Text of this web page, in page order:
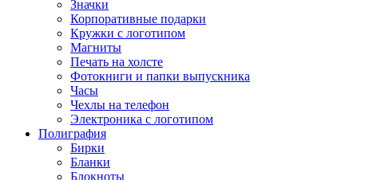
Значки
Корпоративные подарки
Кружки с логотипом
Магниты
Печать на холсте
Фотокниги и папки выпускника
Часы
Чехлы на телефон
Электроника с логотипом
Полиграфия
Бирки
Бланки
Блокноты